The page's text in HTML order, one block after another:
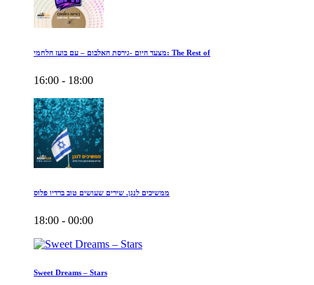
מצעד היום -גירסת האלבום – עם בועז הלחמי: The Rest of
16:00 - 18:00
ממשיכים לנגן. שירים שעושים טוב ברדיו פלוס
18:00 - 00:00
Sweet Dreams – Stars